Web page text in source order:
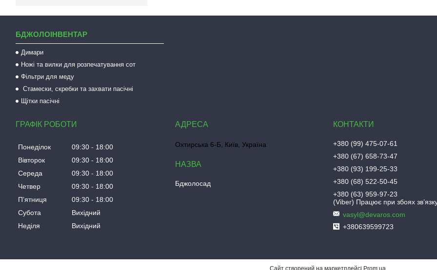
БДЖОЛОІНВЕНТАР
Димари
Ножі та вилки для розпечатування сот
Фільтри для меду
Стамески, скребки та захвати пасічні
Щітки пасічні
ГРАФІК РОБОТИ
Понеділок 09:30
18:00
Вівторок
09:30
18:00
Середа
09:30
18:00
Четвер
09:30
18:00
Пʼятниця
09:30
18:00
Субота
Вихідний
Неділя
Вихідний
Охтирська 6-Б, Київ, Україна
Бджолосад
+380 (99) 475-07-61
+380 (67) 658-73-47
+380 (93) 199-25-33
+380 (68) 522-50-45
+380 (63) 959-97-23
(Viber) Працює при збоях
vasyl@devaros.com
+380639599723